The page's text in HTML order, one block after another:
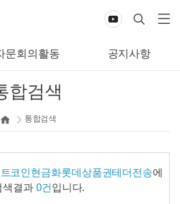
문회의활동 공지사항
합검색
통합검색
코인현금화롯데상품권테더전송에
색결과 0건입니다.